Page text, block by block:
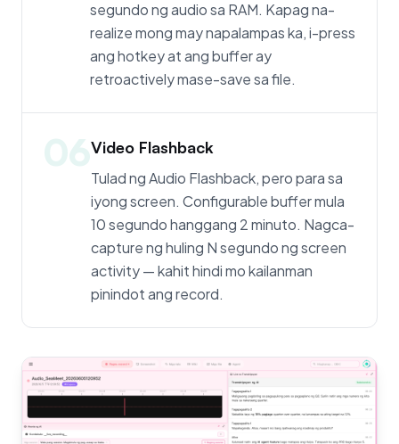
segundo ng audio sa RAM. Kapag na-
realize mong may napalampas ka, i-press
ang hotkey at ang buffer ay
retroactively mase-save sa file.
06Video Flashback
Tulad ng Audio Flashback, pero para sa
iyong screen. Configurable buffer mula
10 segundo hanggang 2 minuto. Nagca-
capture ng huling N segundo ng screen
activity — kahit hindi mo kailanman
pinindot ang record.